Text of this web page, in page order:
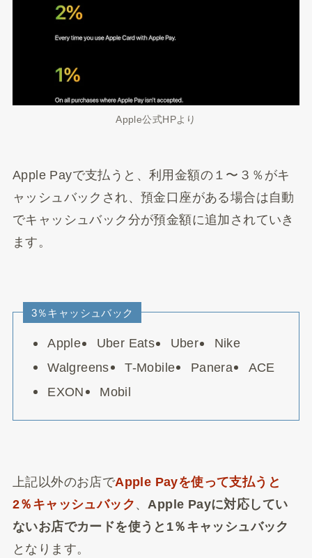
Apple公式HPより
Apple Payで支払うと、利用金額の１〜３％がキ
ャッシュバックされ、預金口座がある場合は自動
でキャッシュバック分が預金額に追加されていき
ます。
3％キャッシュバック
Apple Uber Eats Uber
Nike
Walgreens
T-Mobile Panera
ACE
EXON
Mobil
上記以外のお店でApple Payを使って支払うと
2％キャッシュバック 、 Apple Payに対応してい
ないお店でカードを使うと1％キャッシュバック
となります。